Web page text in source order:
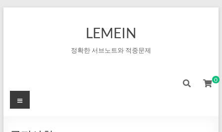
LEMEIN
정확한 서브노트와 적중문제
0